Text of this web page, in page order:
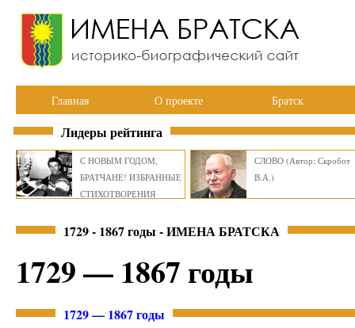
Главная О проекте Братск
Лидеры рейтинга
С НОВЫМ ГОДОМ,
БРАТЧАНЕ! ИЗБРАННЫЕ
СТИХОТВОРЕНИЯ
СЛОВО (Автор: Скробот
В.А.)
1729 - 1867 годы - ИМЕНА БРАТСКА
1729 — 1867 годы
1729 — 1867 годы